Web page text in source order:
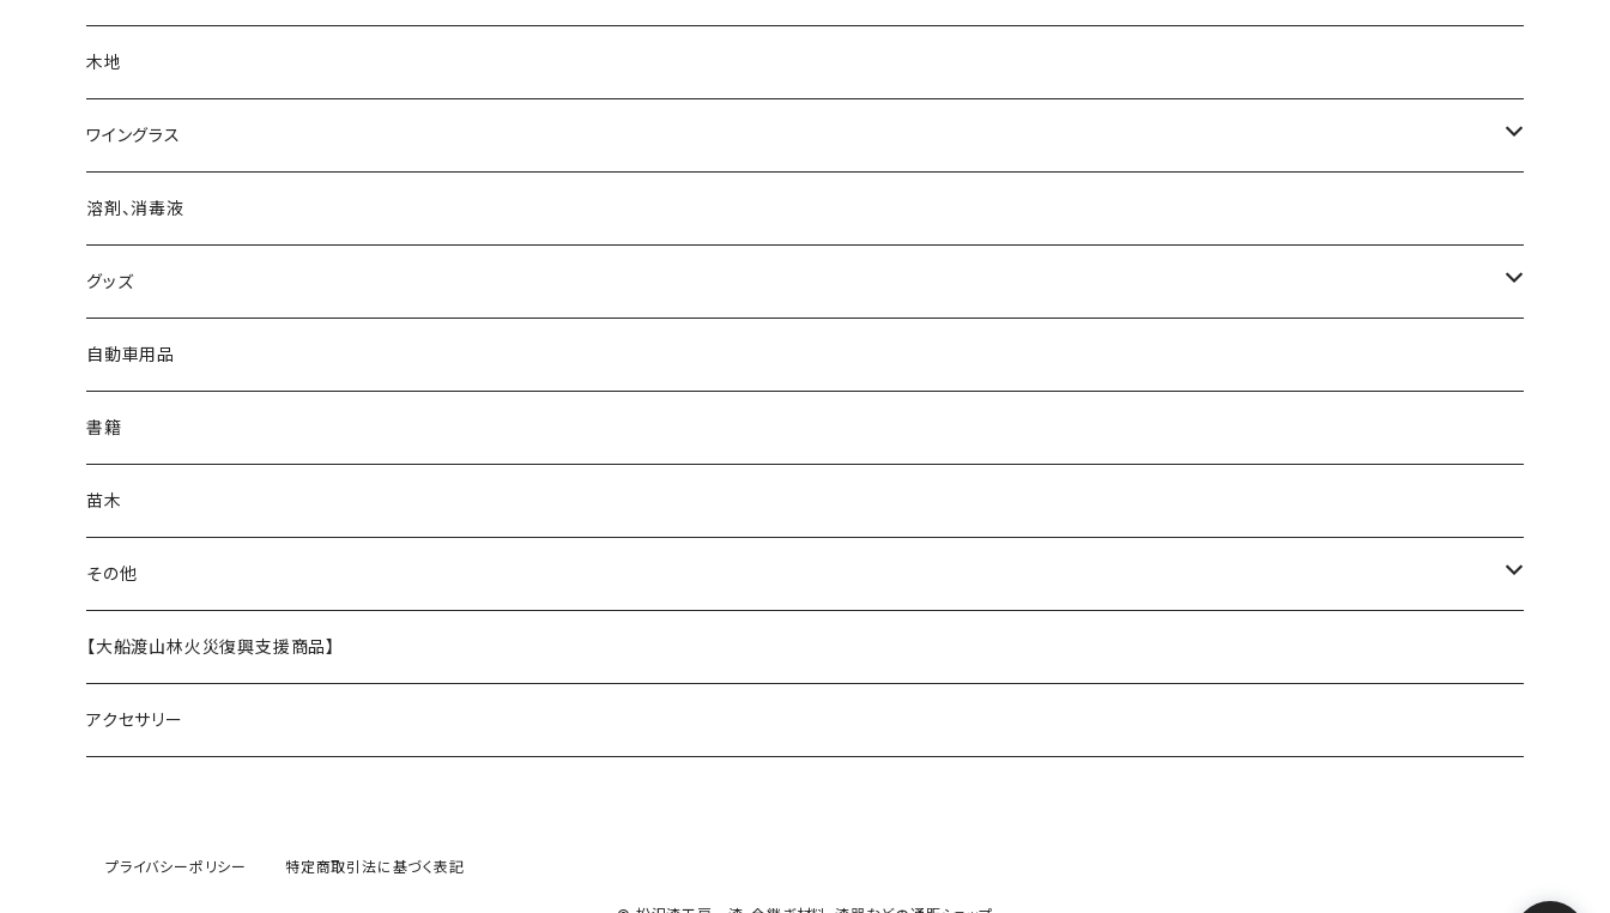
生漆
透漆
黒呂色漆
朱漆
白漆
木地
ワイングラス
ワイングラス
溶剤、消毒液
グッズ
マスク
バッジ
バッグ
ステンレスボトル
自動車用品
書籍
苗木
その他
うるし茶
【大船渡山林火災復興支援商品】
アクセサリー
プライバシーポリシー 特定商取引法に基づく表記